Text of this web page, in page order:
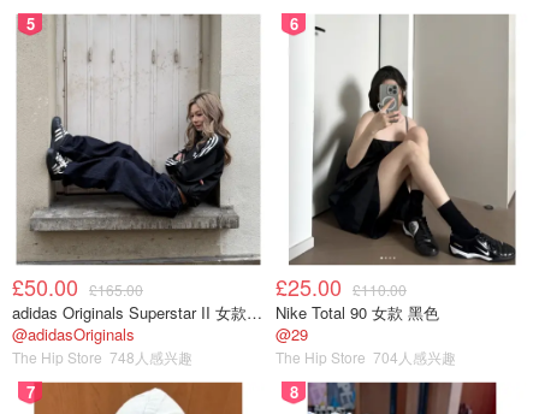
5
£50.00 £165.00
adidas Originals Superstar II 女款串珠休闲鞋 黑色
@adidasOriginals
The Hip Store 748人感兴趣
6
£25.00 £110.00
Nike Total 90 女款 黑色
@29
The Hip Store 704人感兴趣
7 8